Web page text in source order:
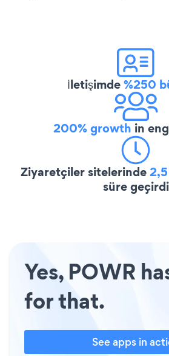
İletişimde%250
200% growth in
Ziyaretçiler sitelerinde
süre geçirdi
Yes, POWR
for that.
See apps in